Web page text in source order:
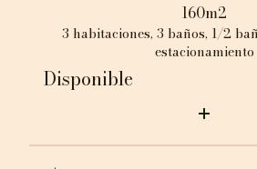
160m2
3 habitaciones, 3 baños, 1/2
estacionamiento
Disponible